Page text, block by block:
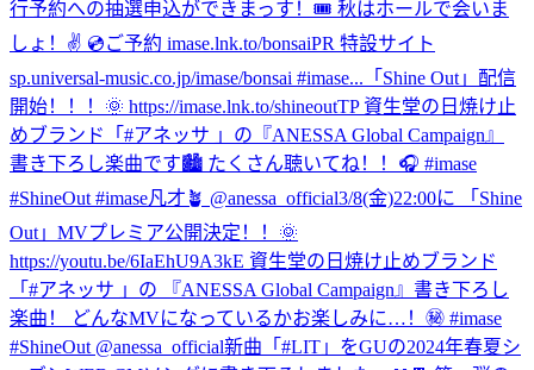
行予約への抽選申込ができまっす！🎟 秋はホールで会いま
しょ！✌️ 💿ご予約 imase.lnk.to/bonsaiPR 特設サイト
sp.universal-music.co.jp/imase/bonsai #imase... 「Shine Out」配信
開始！！！🌞 https://imase.lnk.to/shineoutTP 資生堂の日焼け止
めブランド「#アネッサ 」の『ANESSA Global Campaign』
書き下ろし楽曲です🏙️ たくさん聴いてね！！🎧 #imase
#ShineOut #imase凡才🪴 @anessa_official3/8(金)22:00に 「Shine
Out」MVプレミア公開決定！！🌞
https://youtu.be/6IaEhU9A3kE 資生堂の日焼け止めブランド
「#アネッサ 」の 『ANESSA Global Campaign』書き下ろし
楽曲！ どんなMVになっているかお楽しみに…！㊙️ #imase
#ShineOut @anessa_official新曲「#LIT」をGUの2024年春夏シ